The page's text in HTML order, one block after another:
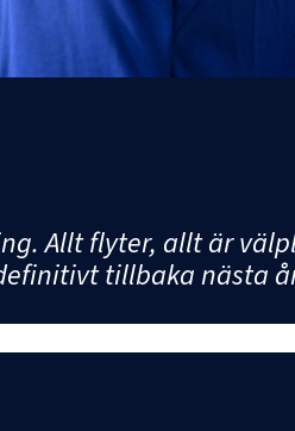
Allt flyter, allt är
tillbaka nästa